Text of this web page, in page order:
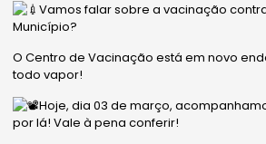
Vamos falar sobre a vacinação contra
Município?
O Centro de Vacinação está em novo
todo vapor!
Hoje, dia 03 de março,
por lá! Vale à pena conferir!